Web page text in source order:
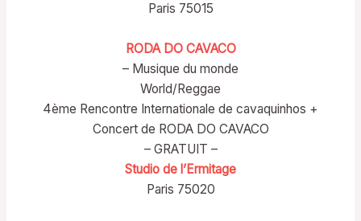
Paris 75015
RODA DO CAVACO
– Musique du monde
World/Reggae
4ème Rencontre Internationale de cavaquinhos +
Concert de RODA DO CAVACO
– GRATUIT –
Studio de l’Ermitage
Paris 75020